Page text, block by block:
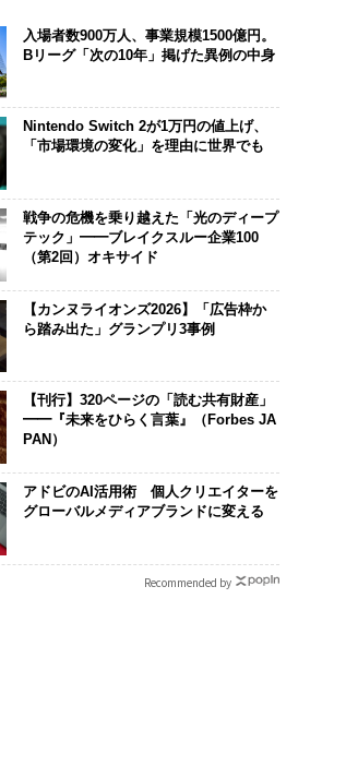
入場者数900万人、事業規模1500億円。
Bリーグ「次の10年」掲げた異例の中身
Nintendo Switch 2が1万円の値上げ、
「市場環境の変化」を理由に世界でも
戦争の危機を乗り越えた「光のディープ
テック」━━ブレイクスルー企業100
（第2回）オキサイド
【カンヌライオンズ2026】「広告枠か
ら踏み出た」グランプリ3事例
【刊行】320ページの「読む共有財産」
━━『未来をひらく言葉』（Forbes JA
PAN）
アドビのAI活用術 個人クリエイターを
グローバルメディアブランドに変える
Recommended by